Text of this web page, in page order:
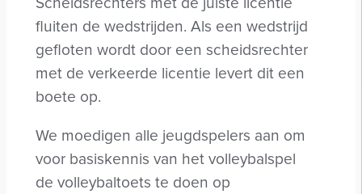
fluiten de wedstrijden. Als een wedstrijd
gefloten wordt door een scheidsrechter
met de verkeerde licentie levert dit een
boete op.
We moedigen alle jeugdspelers aan om
voor basiskennis van het volleybalspel
de volleybaltoets te doen op